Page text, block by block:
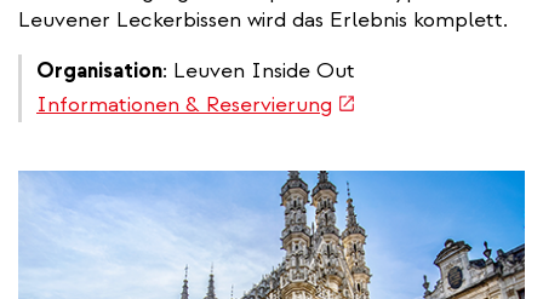
Leuvener Leckerbissen wird das Erlebnis komplett.
Organisation: Leuven Inside Out
Informationen & Reservierung (link
external)